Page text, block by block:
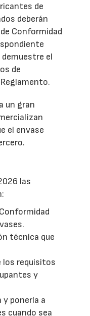
de
deberán
Conformidad
el
de
un gran
el envase
las
técnica que
los requisitos
y
ponerla a
cuando sea